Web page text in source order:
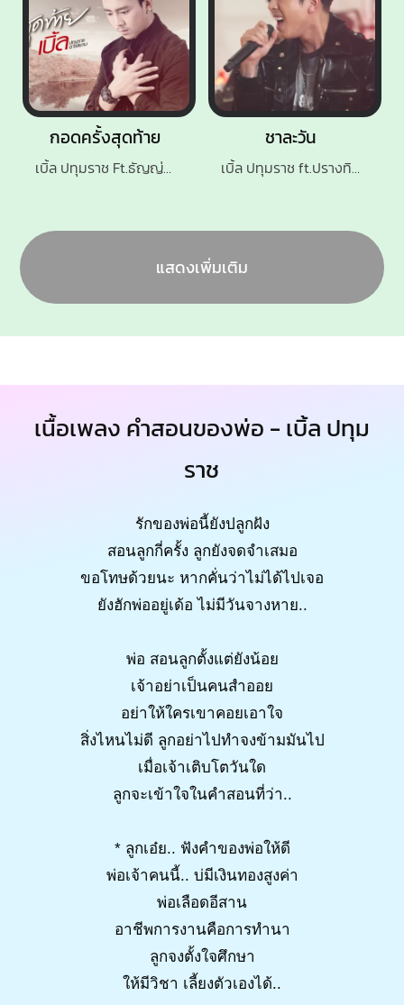
กอดครั้งสุดท้าย
เบิ้ล ปทุมราช Ft.ธัญญ่า อาร์ สยาม
ชาละวัน
เบิ้ล ปทุมราช ft.ปรางทิพย์
แสดงเพิ่มเติม
เนื้อเพลง คำสอนของพ่อ - เบิ้ล ปทุม
ราช
รักของพ่อนี้ยังปลูกฝัง
สอนลูกกี่ครั้ง ลูกยังจดจำเสมอ
ขอโทษด้วยนะ หากคั่นว่าไม่ได้ไปเจอ
ยังฮักพ่ออยู่เด้อ ไม่มีวันจางหาย..
พ่อ สอนลูกตั้งแต่ยังน้อย
เจ้าอย่าเป็นคนสำออย
อย่าให้ใครเขาคอยเอาใจ
สิ่งไหนไม่ดี ลูกอย่าไปทำจงข้ามมันไป
เมื่อเจ้าเติบโตวันใด
ลูกจะเข้าใจในคำสอนที่ว่า..
* ลูกเอ๋ย.. ฟังคำของพ่อให้ดี
พ่อเจ้าคนนี้.. บ่มีเงินทองสูงค่า
พ่อเลือดอีสาน
อาชีพการงานคือการทำนา
ลูกจงตั้งใจศึกษา
ให้มีวิชา เลี้ยงตัวเองได้..